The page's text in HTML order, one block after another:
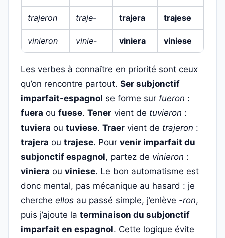
trajeron traje- trajera trajese
vinieron vinie- viniera viniese
Les verbes à connaître en priorité sont ceux
qu’on rencontre partout. Ser subjonctif
imparfait-espagnol se forme sur fueron :
fuera ou fuese. Tener vient de tuvieron :
tuviera ou tuviese. Traer vient de trajeron :
trajera ou trajese. Pour venir imparfait du
subjonctif espagnol, partez de vinieron :
viniera ou viniese. Le bon automatisme est
donc mental, pas mécanique au hasard : je
cherche ellos au passé simple, j’enlève -ron,
puis j’ajoute la terminaison du subjonctif
imparfait en espagnol. Cette logique évite